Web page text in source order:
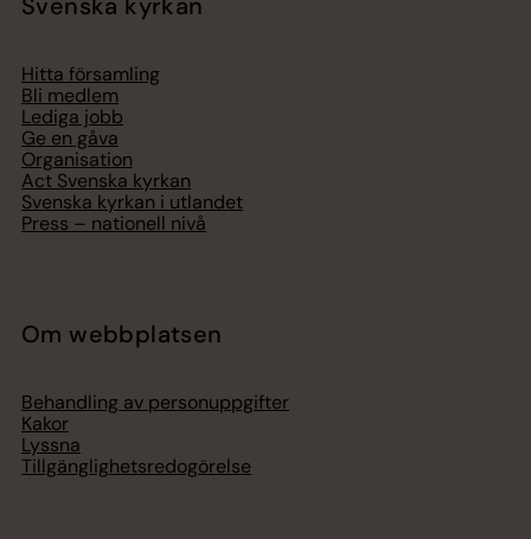
Hitta församling
Bli medlem
Lediga jobb
Ge en gåva
Organisation
Act Svenska kyrkan
Svenska kyrkan i utlandet
Press – nationell nivå
Om webbplatsen
Behandling av personuppgifter
Kakor
Lyssna
Tillgänglighetsredogörelse